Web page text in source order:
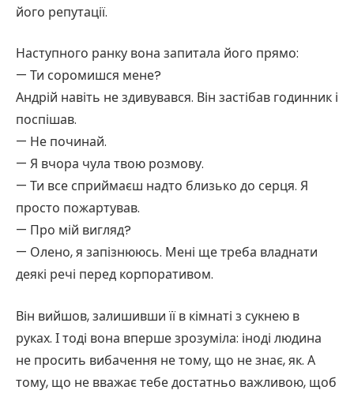
його репутації.
Наступного ранку вона запитала його прямо:
— Ти соромишся мене?
Андрій навіть не здивувався. Він застібав годинник і
поспішав.
— Не починай.
— Я вчора чула твою розмову.
— Ти все сприймаєш надто близько до серця. Я
просто пожартував.
— Про мій вигляд?
— Олено, я запізнююсь. Мені ще треба владнати
деякі речі перед корпоративом.
Він вийшов, залишивши її в кімнаті з сукнею в
руках. І тоді вона вперше зрозуміла: іноді людина
не просить вибачення не тому, що не знає, як. А
тому, що не вважає тебе достатньо важливою, щоб